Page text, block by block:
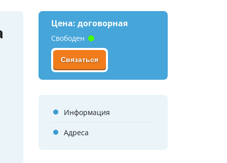
Цена: договорная
Свободен
Связаться
Информация
Адреса